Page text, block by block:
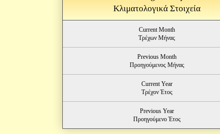
Κλιματολογικά Στοιχεία
Current Month
Τρέχων Μήνας
Previous Month
Προηγούμενος Μήνας
Current Year
Τρέχον Έτος
Previous Year
Προηγούμενο Έτος